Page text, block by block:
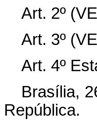
Art. 2º
Art. 3º
Art. 4º
Brasília,
República.